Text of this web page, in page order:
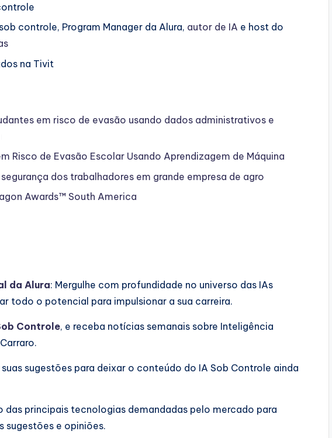
controle, Program Manager da Alura, autor de IA e host do
na Tivit
em risco de evasão usando dados administrativos e
Risco de Evasão Escolar Usando Aprendizagem de Máquina
dos trabalhadores em grande empresa de agro
Awards™ South America
da Alura: Mergulhe com profundidade no universo das IAs
todo o potencial para impulsionar a sua carreira.
Controle, e receba notícias semanais sobre Inteligência
sugestões para deixar o conteúdo do IA Sob Controle ainda
das principais tecnologias demandadas pelo mercado para
sugestões e opiniões.